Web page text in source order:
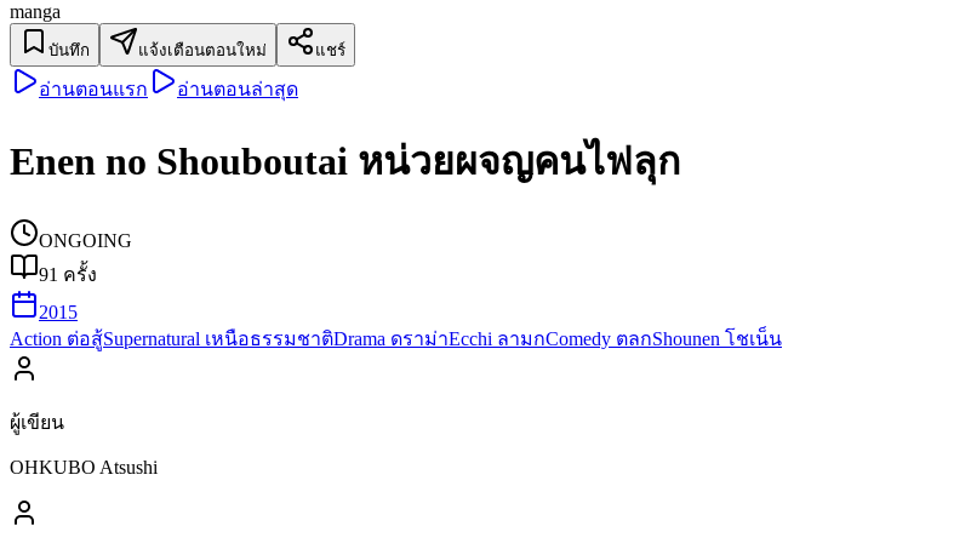
manga
บันทึก แจ้งเตือนตอนใหม่ แชร์
อ่านตอนแรก อ่านตอนล่าสุด
Enen no Shouboutai หน่วยผจญคนไฟลุก
ONGOING
91 ครั้ง
2015
Action ต่อสู้Supernatural เหนือธรรมชาติDrama ดราม่าEcchi ลามกComedy ตลกShounen โชเน็น
ผู้เขียน
OHKUBO Atsushi